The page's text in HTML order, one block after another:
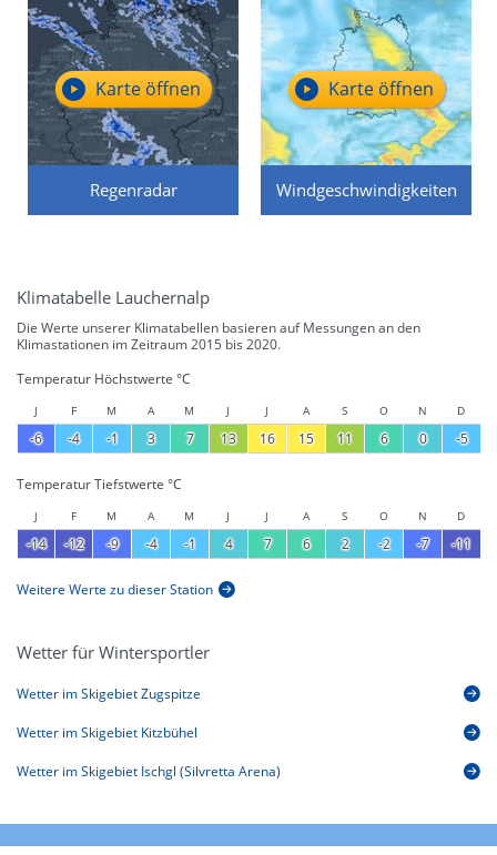
Regenradar
Karte öffnen
Windgeschwindigkeiten
Karte öffnen
Klimatabelle Lauchernalp
Die Werte unserer Klimatabellen basieren auf Messungen an den
Klimastationen im Zeitraum 2015 bis 2020.
Temperatur Höchstwerte °C
J F M A M J J A S O N D
-6 -4 -1 3 7 13 16 15 11 6 0 -5
Temperatur Tiefstwerte °C
J F M A M J J A S O N D
-14 -12 -9 -4 -1 4 7 6 2 -2 -7 -11
Weitere Werte zu dieser Station
Wetter für Wintersportler
Wetter im Skigebiet Zugspitze
Wetter im Skigebiet Kitzbühel
Wetter im Skigebiet Ischgl (Silvretta Arena)